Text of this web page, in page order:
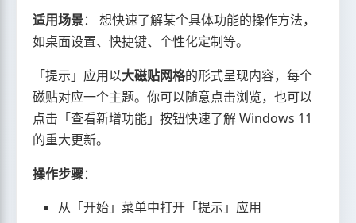
适用场景： 想快速了解某个具体功能的操作方法，
如桌面设置、快捷键、个性化定制等。
「提示」应用以大磁贴网格的形式呈现内容，每个
磁贴对应一个主题。你可以随意点击浏览，也可以
点击「查看新增功能」按钮快速了解 Windows 11
的重大更新。
操作步骤：
从「开始」菜单中打开「提示」应用